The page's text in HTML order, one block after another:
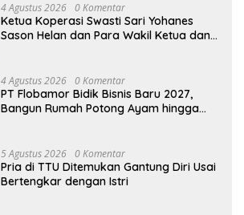
4 Agustus 2026 0 Komentar
Ketua Koperasi Swasti Sari Yohanes
Sason Helan dan Para Wakil Ketua dan
Menyambut Sukacita
4 Agustus 2026 0 Komentar
PT Flobamor Bidik Bisnis Baru 2027,
Bangun Rumah Potong Ayam hingga
5 Agustus 2026 0 Komentar
Pria di TTU Ditemukan Gantung Diri Usai
Bertengkar dengan Istri